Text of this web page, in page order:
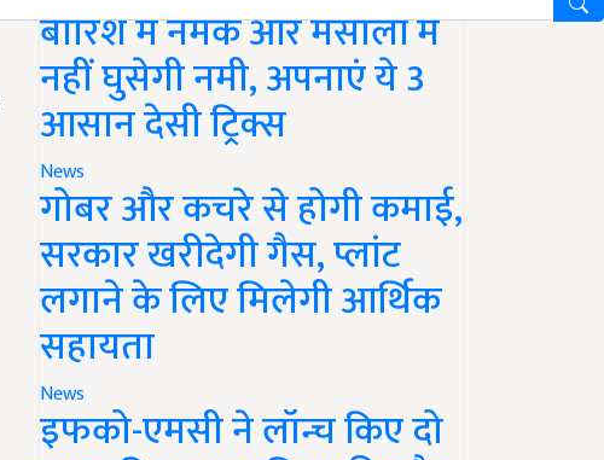
बारिश में नमक और मसालों में
नहीं घुसेगी नमी, अपनाएं ये 3
आसान देसी ट्रिक्स
News
गोबर और कचरे से होगी कमाई,
सरकार खरीदेगी गैस, प्लांट
लगाने के लिए मिलेगी आर्थिक
सहायता
News
इफको-एमसी ने लॉन्च किए दो